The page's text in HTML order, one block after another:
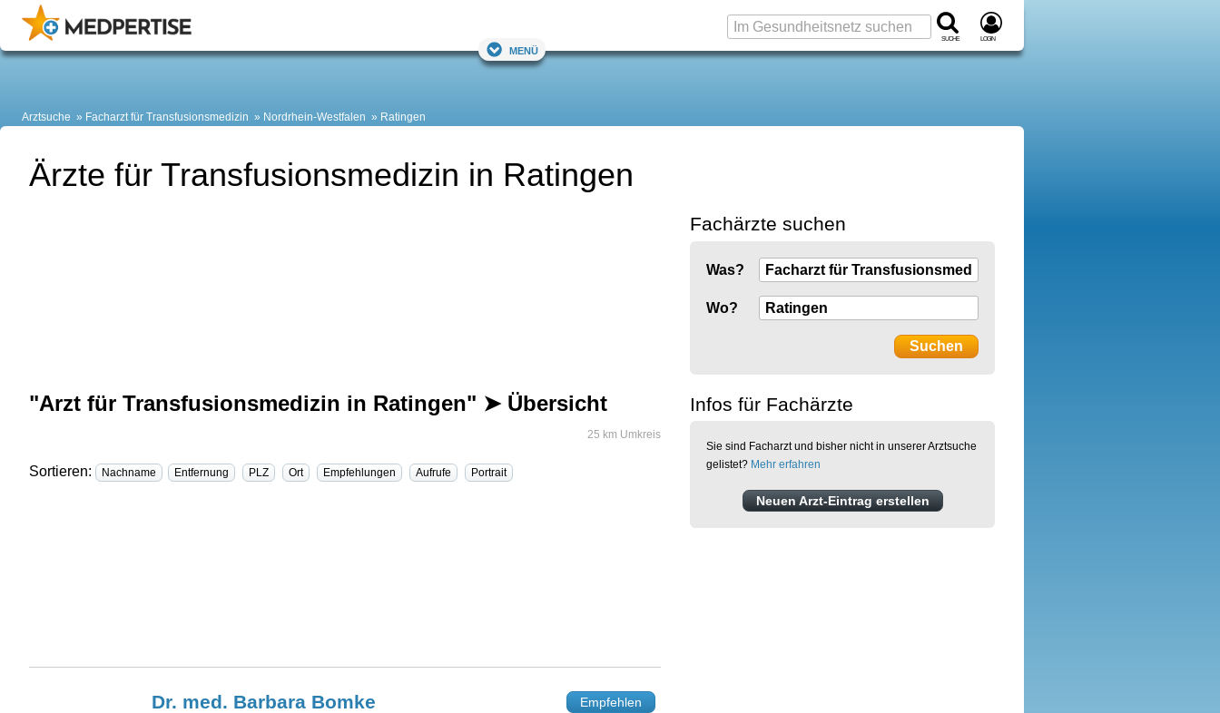
Suche Login
Menü
Arztsuche Facharzt für Transfusionsmedizin Nordrhein-Westfalen Ratingen
Ärzte für Transfusionsmedizin in Ratingen
"Arzt für Transfusionsmedizin in Ratingen" ➤ Übersicht
25 km Umkreis
Sortieren: Nachname Entfernung PLZ Ort Empfehlungen Aufrufe Portrait
Dr. med. Barbara Bomke
Empfehlen
Fachärzte suchen
Was?
Wo?
Infos für Fachärzte
Sie sind Facharzt und bisher nicht in unserer Arztsuche
gelistet? Mehr erfahren
Neuen Arzt-Eintrag erstellen